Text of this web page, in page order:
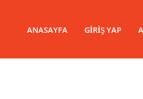
ANASAYFA GIRIŞ YAP